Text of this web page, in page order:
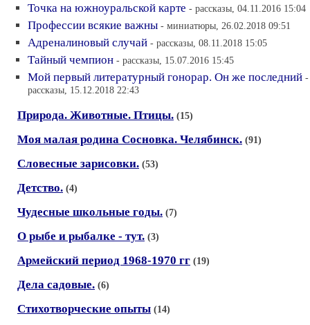
Точка на южноуральской карте - рассказы, 04.11.2016 15:04
Профессии всякие важны - миниатюры, 26.02.2018 09:51
Адреналиновый случай - рассказы, 08.11.2018 15:05
Тайный чемпион - рассказы, 15.07.2016 15:45
Мой первый литературный гонорар. Он же последний -
рассказы, 15.12.2018 22:43
Природа. Животные. Птицы. (15)
Моя малая родина Сосновка. Челябинск. (91)
Словесные зарисовки. (53)
Детство. (4)
Чудесные школьные годы. (7)
О рыбе и рыбалке - тут. (3)
Армейский период 1968-1970 гг (19)
Дела садовые. (6)
Стихотворческие опыты (14)